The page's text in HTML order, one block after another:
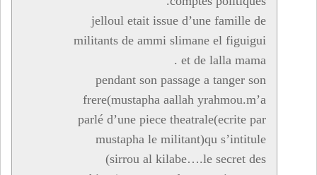
jelloul etait issue d’une famille de
militants de ammi slimane el figuigui
et de lalla mama .
pendant son passage a tanger son
frere(mustapha aallah yrahmou.m’a
parlé d’une piece theatrale(ecrite par
mustapha le militant)qu s’intitule
(sirrou al kilabe….le secret des